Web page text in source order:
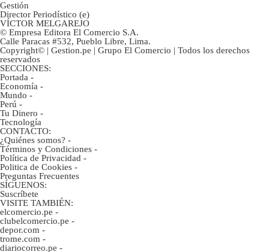
Gestión
Director Periodístico (e)
VÍCTOR MELGAREJO
© Empresa Editora El Comercio S.A.
Calle Paracas #532, Pueblo Libre, Lima.
Copyright© | Gestion.pe | Grupo El Comercio | Todos los derechos
reservados
SECCIONES:
Portada -
Economía -
Mundo -
Perú -
Tu Dinero -
Tecnología
CONTACTO:
¿Quiénes somos? -
Términos y Condiciones -
Política de Privacidad -
Politica de Cookies -
Preguntas Frecuentes
SÍGUENOS:
Suscríbete
VISITE TAMBIÉN:
elcomercio.pe -
clubelcomercio.pe -
depor.com -
trome.com -
diariocorreo.pe -